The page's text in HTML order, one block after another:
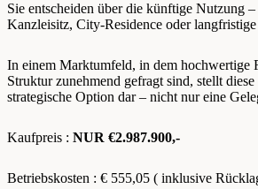
Sie entscheiden über die künftige Nutzung
Kanzleisitz, City-Residence oder
In einem Marktumfeld, in dem hochwertige
Struktur zunehmend gefragt sind, stellt
strategische Option dar – nicht nur eine
Kaufpreis : NUR €2.987.900,-
Betriebskosten : € 555,05 ( inklusive